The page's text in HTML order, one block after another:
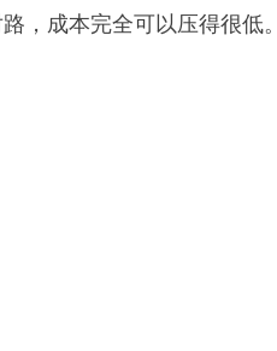
，成本完全可以压得很低。